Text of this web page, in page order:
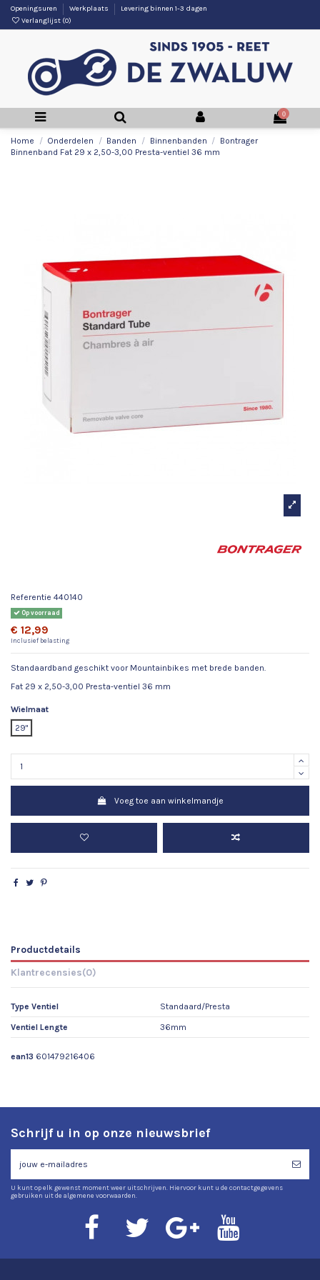
Openingsuren Werkplaats
Levering binnen 1-3 dagen
Verlanglijst (0)
0
Home Onderdelen Banden Binnenbanden
Bontrager
Binnenband Fat 29 x 2,50-3,00 Presta-ventiel 36 mm
Referentie 440140
Op voorraad
€ 12,99
Inclusief belasting
Standaardband geschikt voor Mountainbikes met brede banden.
Fat 29 x 2,50-3,00 Presta-ventiel 36 mm
Wielmaat
29"
Voeg toe aan winkelmandje
Productdetails
Klantrecensies(0)
Type Ventiel Standaard/Presta
Ventiel Lengte 36mm
ean13 601479216406
Schrijf u in op onze nieuwsbrief
U kunt op elk gewenst moment weer uitschrijven. Hiervoor kunt u de contactgegevens
gebruiken uit de algemene voorwaarden.